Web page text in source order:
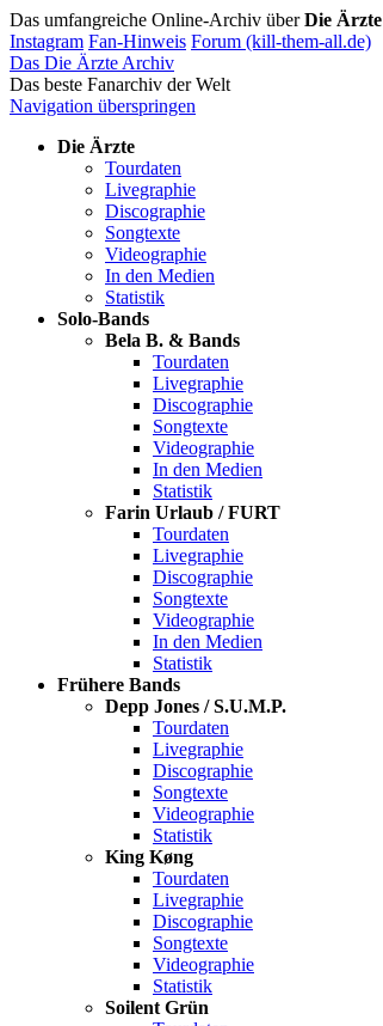
Das umfangreiche Online-Archiv überDie Ärzte
Instagram Fan-Hinweis Forum (kill-them-all.de)
Das Die Ärzte Archiv
Das beste Fanarchiv der Welt
Navigation überspringen
Die Ärzte
Tourdaten
Livegraphie
Discographie
Songtexte
Videographie
In den Medien
Statistik
Solo-Bands
Bela B. & Bands
Tourdaten
Livegraphie
Discographie
Songtexte
Videographie
In den Medien
Statistik
Farin Urlaub / FURT
Tourdaten
Livegraphie
Discographie
Songtexte
Videographie
In den Medien
Statistik
Frühere Bands
Depp Jones / S.U.M.P.
Tourdaten
Livegraphie
Discographie
Songtexte
Videographie
Statistik
King Køng
Tourdaten
Livegraphie
Discographie
Songtexte
Videographie
Statistik
Soilent Grün